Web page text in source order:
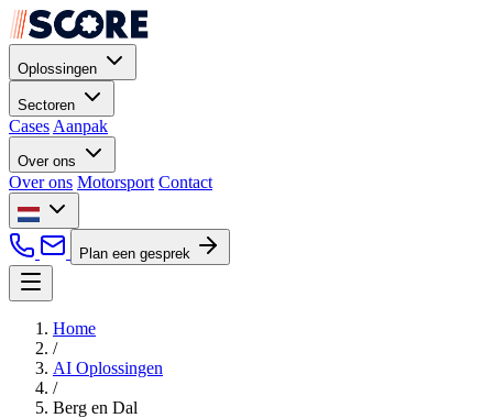
Oplossingen
Sectoren
Cases Aanpak
Over ons
Over ons Motorsport Contact
Plan een gesprek
Home
/
AI Oplossingen
/
Berg en Dal